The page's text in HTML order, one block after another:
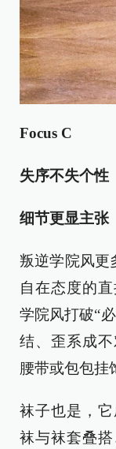
Focus C
失序不失个性
细节更显主张
叛逆学院风更
自在态度的
学院风打破“
结、歪系成
腰带或包包挂
袜子也是，
袜与袜套叠